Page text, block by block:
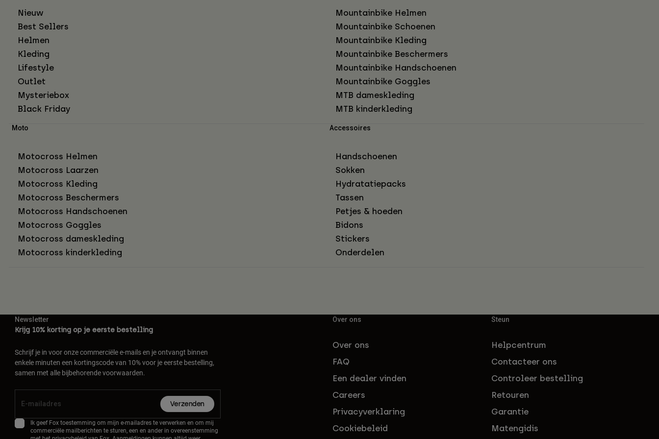
Nieuw
Best Sellers
Helmen
Kleding
Lifestyle
Outlet
Mysteriebox
Black Friday
Mountainbike Helmen
Mountainbike Schoenen
Mountainbike Kleding
Mountainbike Beschermers
Mountainbike Handschoenen
Mountainbike Goggles
MTB dameskleding
MTB kinderkleding
Moto
Motocross Helmen
Motocross Laarzen
Motocross Kleding
Motocross Beschermers
Motocross Handschoenen
Motocross Goggles
Motocross dameskleding
Motocross kinderkleding
Accessoires
Handschoenen
Sokken
Hydratatiepacks
Tassen
Petjes & hoeden
Bidons
Stickers
Onderdelen
Newsletter
Krijg 10% korting op je eerste bestelling
Schrijf je in voor onze commerciële e-mails en je ontvangt binnen
enkele minuten een kortingscode van 10% voor je eerste bestelling,
samen met alle bijbehorende voorwaarden.
Verzenden
Ik geef Fox toestemming om mijn e-mailadres te verwerken en om mij
commerciële mailberichten te sturen, een en ander in overeenstemming
Over ons
Over ons
FAQ
Een dealer vinden
Careers
Privacyverklaring
Cookiebeleid
Steun
Helpcentrum
Contacteer ons
Controleer bestelling
Retouren
Garantie
Matengidis